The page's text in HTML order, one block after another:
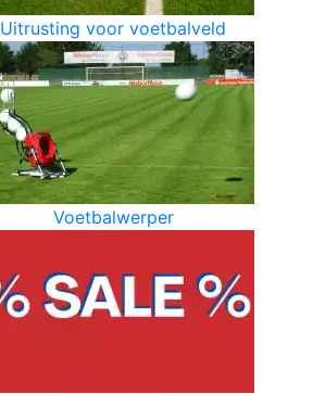
Uitrusting voor voetbalveld
Voetbalwerper